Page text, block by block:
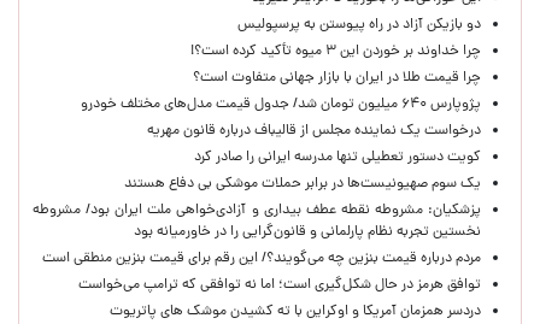
دو بازیکن آزاد در راه پیوستن به پرسپولیس
چرا خداوند بر خوردن این ۳ میوه تأکید کرده است؟!
چرا قیمت طلا در ایران با بازار جهانی متفاوت است؟
پژوپارس ۶۴۰ میلیون تومان شد/ جدول قیمت مدل‌های مختلف خودرو
درخواست یک نماینده مجلس از قالیباف درباره قانون مهریه
کویت دستور تعطیلی تنها مدرسه ایرانی را صادر کرد
یک‌ سوم صهیونیست‌ها در برابر حملات موشکی بی دفاع هستند
پزشکیان: مشروطه نقطه عطف بیداری و آزادی‌خواهی ملت ایران بود/ مشروطه
نخستین تجربه نظام پارلمانی و قانون‌گرایی را در خاورمیانه بود
مردم درباره قیمت بنزین چه می‌گویند؟/ این رقم برای قیمت بنزین منطقی است
توافق هرمز در حال شکل‌گیری است؛ اما نه توافقی که ترامپ می‌خواست
دردسر همزمان آمریکا و اوکراین با ته کشیدن موشک های پاتریوت